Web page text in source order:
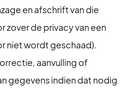
en afschrift van die
zover de privacy van een
niet wordt geschaad).
aanvulling of
gegevens indien dat nodig